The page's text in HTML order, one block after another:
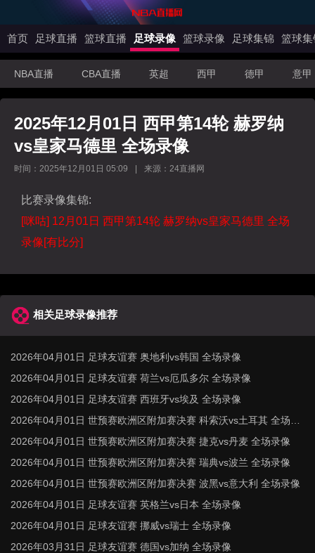
首页 足球直播 篮球直播 足球录像 篮球录像 足球集锦 篮球集
NBA直播 CBA直播 英超 西甲 德甲 意甲
2025年12月01日 西甲第14轮 赫罗纳
vs皇家马德里 全场录像
时间：2025年12月01日 05:09 来源：24直播网
比赛录像集锦:
[咪咕] 12月01日 西甲第14轮 赫罗纳vs皇家马德里 全场
录像[有比分]
相关足球录像推荐
2026年04月01日 足球友谊赛 奥地利vs韩国 全场录像
2026年04月01日 足球友谊赛 荷兰vs厄瓜多尔 全场录像
2026年04月01日 足球友谊赛 西班牙vs埃及 全场录像
2026年04月01日 世预赛欧洲区附加赛决赛 科索沃vs土耳其 全场录
像
2026年04月01日 世预赛欧洲区附加赛决赛 捷克vs丹麦 全场录像
2026年04月01日 世预赛欧洲区附加赛决赛 瑞典vs波兰 全场录像
2026年04月01日 世预赛欧洲区附加赛决赛 波黑vs意大利 全场录像
2026年04月01日 足球友谊赛 英格兰vs日本 全场录像
2026年04月01日 足球友谊赛 挪威vs瑞士 全场录像
2026年03月31日 足球友谊赛 德国vs加纳 全场录像